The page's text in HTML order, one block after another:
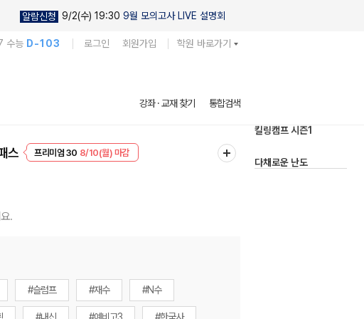
알람신청 9/2(수) 19:30 9월 모의고사 LIVE 설명회
수능 D-103 로그인 회원가입 학원 바로가기
강좌 · 교재 찾기 통합검색
스
EVENT 8/10(월) 마감
실전 모의고사
.
#슬럼프 #재수 #N수